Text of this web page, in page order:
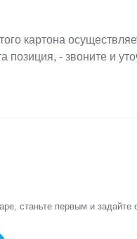
картона
позиция, - звоните и
станьте первым и задайте